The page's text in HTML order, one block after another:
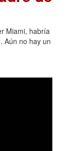
Miami, habría
Aún no hay un